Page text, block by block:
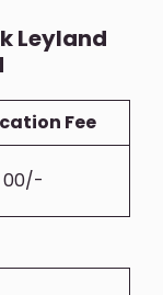
Leyland
Fee
00/-